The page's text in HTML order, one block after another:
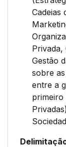
Cadeias
Privada,
Gestão
sobre
entre a
primeiro